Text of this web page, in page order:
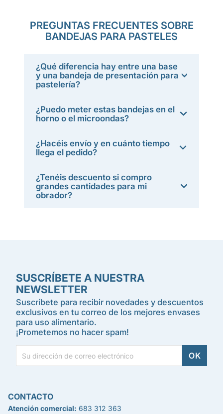
PREGUNTAS FRECUENTES SOBRE
BANDEJAS PARA PASTELES
¿Qué diferencia hay entre una base
y una bandeja de presentación para
pastelería?
¿Puedo meter estas bandejas en el
horno o el microondas?
¿Hacéis envío y en cuánto tiempo
llega el pedido?
¿Tenéis descuento si compro
grandes cantidades para mi
obrador?
SUSCRÍBETE A NUESTRA
NEWSLETTER
Suscríbete para recibir novedades y descuentos
exclusivos en tu correo de los mejores envases
para uso alimentario.
¡Prometemos no hacer spam!
CONTACTO
Atención comercial: 683 312 363